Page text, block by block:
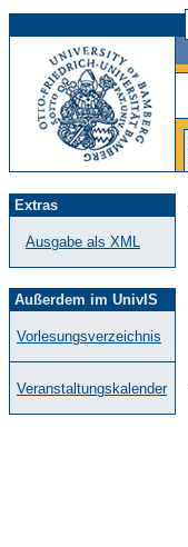
Extras
Ausgabe als XML
Außerdem im UnivIS
Vorlesungsverzeichnis
Veranstaltungskalender